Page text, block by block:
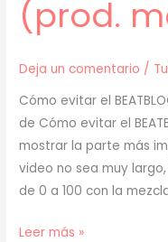
(prod.
Deja un comentario /
Cómo evitar el
de Cómo evitar el
mostrar la parte más
video no sea muy
de 0 a 100 con la
[
Leer más »